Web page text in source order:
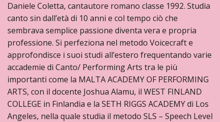
Daniele Coletta, cantautore romano classe 1992. Studia
canto sin dall’età di 10 anni e col tempo ciò che
sembrava semplice passione diventa vera e propria
professione. Si perfeziona nel metodo Voicecraft e
approfondisce i suoi studi all’estero frequentando varie
accademie di Canto/ Performing Arts tra le più
importanti come la MALTA ACADEMY OF PERFORMING
ARTS, con il docente Joshua Alamu, il WEST FINLAND
COLLEGE in Finlandia e la SETH RIGGS ACADEMY di Los
Angeles, nella quale studia il metodo SLS – Speech Level